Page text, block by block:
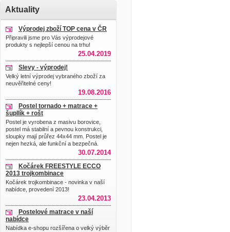
Aktuality
Výprodej zboží TOP cena v ČR
Připravili jsme pro Vás výprodejové
produkty s nejlepší cenou na trhu!
25.04.2019
Slevy - výprodej!
Velký letní výprodej vybraného zboží za
neuvěřitelné ceny!
19.08.2016
Postel tornado + matrace +
šupllík + rošt
Postel je vyrobena z masivu borovice,
postel má stabilní a pevnou konstrukci,
sloupky mají průřez 44x44 mm. Postel je
nejen hezká, ale funkční a bezpečná.
30.07.2014
Kočárek FREESTYLE ECCO
2013 trojkombinace
Kočárek trojkombinace - novinka v naší
nabídce, provedení 2013!
23.04.2013
Postelové matrace v naší
nabídce
Nabídka e-shopu rozšířena o velký výběr